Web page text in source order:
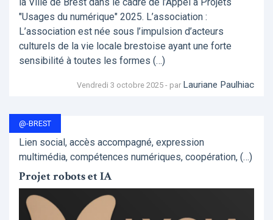
"Usages du numérique" 2025. L’association :
L’association est née sous l’impulsion d’acteurs
culturels de la vie locale brestoise ayant une forte
sensibilité à toutes les formes (…)
Vendredi 3 octobre 2025 - par Lauriane Paulhiac
@-BREST
Lien social, accès accompagné, expression
multimédia, compétences numériques, coopération, (…)
Projet robots et IA